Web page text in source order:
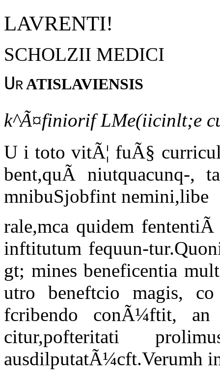
LAVRENTI!
SCHOLZII MEDICI
UrATISLAVIENSIS
k^Ã¤finiorif LMe(iicinlt;e
U i toto vitÃ¦ fuÃ§
bent,quÃ niutquacunq-,
mnibuSjobfint nemini,libe
rale,mca quidem
inftitutum fequun-
gt; mines beneficentia
utro beneftcio magis,
fcribendo conÃ¼ftit,
citur,pofteritati
ausdilputatÃ¼cft.Verumh